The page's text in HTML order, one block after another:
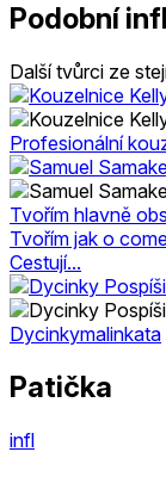
Podobní
Další tvůrci ze
Profesionální
Tvořím hlavně
Tvořím jak o
Cestují...
Dycinkymalinkata
Patička
infl